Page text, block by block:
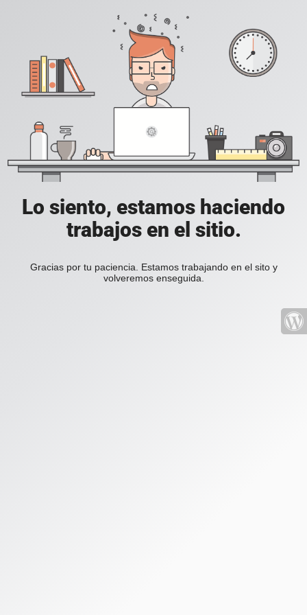
Lo siento, estamos haciendo
trabajos en el sitio.
Gracias por tu paciencia. Estamos trabajando en el sito y
volveremos enseguida.